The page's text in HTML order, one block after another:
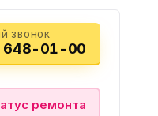
ЗВОНОК
648-01-00
ремонта